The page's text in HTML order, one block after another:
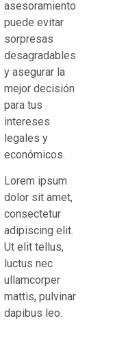
asesoramiento
puede evitar
sorpresas
desagradables
y asegurar la
mejor decisión
para tus
intereses
legales y
económicos.
Lorem ipsum
dolor sit amet,
consectetur
adipiscing elit.
Ut elit tellus,
luctus nec
ullamcorper
mattis, pulvinar
dapibus leo.